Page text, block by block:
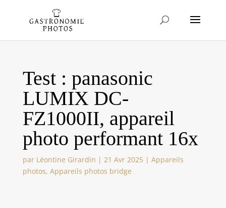
Test : panasonic
LUMIX DC-
FZ1000II, appareil
photo performant 16x
par Léontine Girardin | 21 Avr 2025| Appareils
photos, Appareils photos bridge